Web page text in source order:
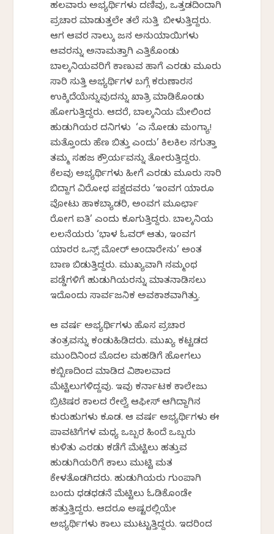
ಹಲವಾರು ಅಭ್ಯರ್ಥಿಗಳು ದಣಿವು, ಒತ್ತಡದಿಂದಾಗಿ
ಪ್ರಚಾರ ಮಾಡುತ್ತಲೇ ತಲೆ ಸುತ್ತಿ ಬೀಳುತ್ತಿದ್ದರು.
ಆಗ ಆವರ ನಾಲ್ಕು ಜನ ಅನುಯಾಯಿಗಳು
ಆವರನ್ನು ಅನಾಮತ್ತಾಗಿ ಎತ್ತಿಕೊಂಡು
ಬಾಲ್ಕನಿಯವರಿಗೆ ಕಾಣುವ ಹಾಗೆ ಎರಡು ಮೂರು
ಸಾರಿ ಸುತ್ತಿ ಅಭ್ಯರ್ಥಿಗಳ ಬಗ್ಗೆ ಕರುಣಾರಸ
ಉಕ್ಕಿದೆಯೆನ್ನುವುದನ್ನು ಖಾತ್ರಿ ಮಾಡಿಕೊಂಡು
ಹೋಗುತ್ತಿದ್ದರು. ಆದರೆ, ಬಾಲ್ಕನಿಯ ಮೇಲಿಂದ
ಹುಡುಗಿಯರ ದನಿಗಳು ‘ಎ ನೋಡು ಮಂಗ್ಯಾ!
ಮತ್ತೊಂದು ಹೆಣ ಬಿತ್ತು ಎಂದು’ ಕಿಲಕಿಲ ನಗುತ್ತಾ
ತಮ್ಮ ಸಹಜ ಕ್ರೌರ್ಯವನ್ನು ತೋರುತ್ತಿದ್ದರು.
ಕೆಲವು ಅಭ್ಯರ್ಥಿಗಳು ಹೀಗೆ ಎರಡು ಮೂರು ಸಾರಿ
ಬಿದ್ದಾಗ ವಿರೋಧ ಪಕ್ಷದವರು ‘ಇಂವಗ ಯಾರೂ
ವೋಟು ಹಾಕಬ್ಯಾಡರಿ, ಅಂವಗ ಮೂರ್ಛಾ
ರೋಗ ಐತಿ’ ಎಂದು ಕೂಗುತ್ತಿದ್ದರು. ಬಾಲ್ಕನಿಯ
ಲಲನೆಯರು ‘ಭಾಳ ಓವರ್ ಆತು, ಇಂವಗ
ಯಾರರ ಒನ್ಸ್ ಮೋರ್ ಅಂದಾರೇನು’ ಅಂತ
ಬಾಣ ಬಿಡುತ್ತಿದ್ದರು. ಮುಖ್ಯವಾಗಿ ನಮ್ಮಂಥ
ಪಡ್ಡೆಗಳಿಗೆ ಹುಡುಗಿಯರನ್ನು ಮಾತನಾಡಿಸಲು
ಇದೊಂದು ಸಾರ್ವಜನಿಕ ಅವಕಾಶವಾಗಿತ್ತು.
ಆ ವರ್ಷ ಅಭ್ಯರ್ಥಿಗಳು ಹೊಸ ಪ್ರಚಾರ
ತಂತ್ರವನ್ನು ಕಂಡುಹಿಡಿದರು. ಮುಖ್ಯ ಕಟ್ಟಡದ
ಮುಂದಿನಿಂದ ಮೊದಲ ಮಹಡಿಗೆ ಹೋಗಲು
ಕಬ್ಬಿಣದಿಂದ ಮಾಡಿದ ವಿಶಾಲವಾದ
ಮೆಟ್ಟಿಲುಗಳಿದ್ದವು. ಇವು ಕರ್ನಾಟಕ ಕಾಲೇಜು
ಬ್ರಿಟಿಷರ ಕಾಲದ ರೇಲ್ವೆ ಆಫೀಸ್ ಆಗಿದ್ದಾಗಿನ
ಕುರುಹುಗಳು ಕೂಡ. ಆ ವರ್ಷ ಅಭ್ಯರ್ಥಿಗಳು ಈ
ಪಾವಟಿಗೆಗಳ ಮಧ್ಯ ಒಬ್ಬರ ಹಿಂದೆ ಒಬ್ಬರು
ಕುಳಿತು ಎರಡು ಕಡೆಗೆ ಮೆಟ್ಟಿಲು ಹತ್ತುವ
ಹುಡುಗಿಯರಿಗೆ ಕಾಲು ಮುಟ್ಟಿ ಮತ
ಕೇಳತೊಡಗಿದರು. ಹುಡುಗಿಯರು ಗುಂಪಾಗಿ
ಬಂದು ಧಡಧಡನೆ ಮೆಟ್ಟಿಲು ಓಡಿಕೊಂಡೇ
ಹತ್ತುತ್ತಿದ್ದರು. ಆದರೂ ಅಷ್ಟರಲ್ಲಿಯೇ
ಅಭ್ಯರ್ಥಿಗಳು ಕಾಲು ಮುಟ್ಟುತ್ತಿದ್ದರು. ಇದರಿಂದ